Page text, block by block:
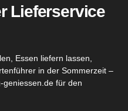
Lieferservice
Essen liefern lassen,
in der Sommerzeit –
für den